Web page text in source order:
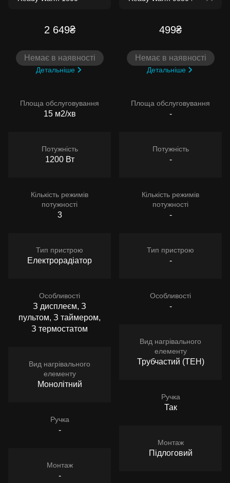
2 649₴
Немає в наявності
Детальніше
Площа обслуговування
15 м2/хв
Потужність
1200 Вт
Кількість режимів
потужності
3
Тип пристрою
Електрорадіатор
Особливості
З дисплеєм, З
пультом, З таймером,
З термостатом
Вид нагрівального
елементу
Монолітний
Ручка
-
Монтаж
-
499₴
Немає в наявності
Детальніше
Площа обслуговування
-
Потужність
-
Кількість режимів
потужності
-
Тип пристрою
-
Особливості
-
Вид нагрівального
елементу
Трубчастий (ТЕН)
Ручка
Так
Монтаж
Підлоговий